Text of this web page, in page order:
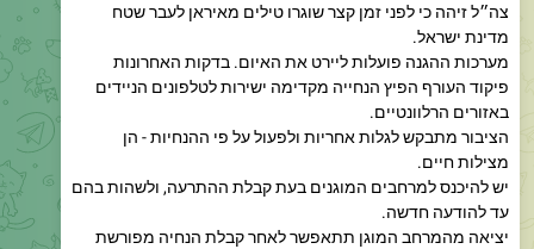
מערכות ההגנה פועלות ליירט את האיום. בדקות האחרונות
פיקוד העורף הפיץ הנחייה מקדימה ישירות לטלפונים הניידים
באזורים הרלוונטיים.
הציבור מתבקש לגלות אחריות ולפעול על פי ההנחיות - הן
מצילות חיים.
יש להיכנס למרחבים המוגנים בעת קבלת ההתרעה, ולשהות בהם
עד להודעה חדשה.
יציאה מהמרחב המוגן תתאפשר לאחר קבלת הנחיה מפורשת
בלבד, יש להמשיך ולפעול על פי הנחיות פיקוד העורף.
702 13:26